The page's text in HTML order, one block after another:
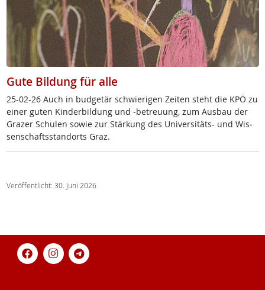
Gute Bildung für alle
25-02-26 Auch in bud­ge­tär schwie­ri­gen Zei­ten steht die KPÖ zu
ei­ner gu­ten Kin­der­bil­dung und -be­t­reu­ung, zum Aus­bau der
Gra­zer Schu­len so­wie zur Stär­kung des Uni­ver­si­täts- und Wis­
sen­schafts­stand­orts Graz.
Veröffentlicht: 30. Juni 2026